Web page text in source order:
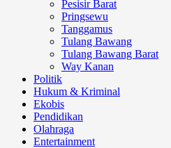
Pesisir Barat
Pringsewu
Tanggamus
Tulang Bawang
Tulang Bawang Barat
Way Kanan
Politik
Hukum & Kriminal
Ekobis
Pendidikan
Olahraga
Entertainment